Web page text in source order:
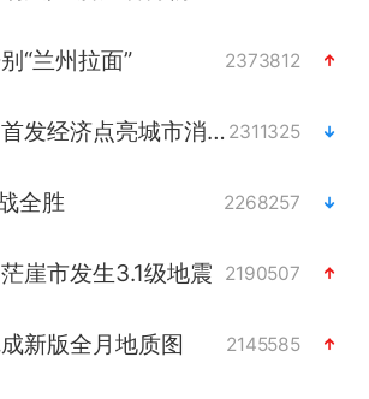
“兰州拉面” 2373812
以“新”破局 首发经济点亮城市消费活力 2311325
全胜 2268257
崖市发生3.1级地震 2190507
新版全月地质图 2145585